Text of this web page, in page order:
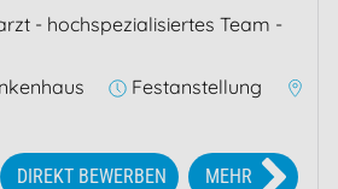
- hochspezialisiertes Team -
Festanstellung
MEHR
DIREKT BEWERBEN